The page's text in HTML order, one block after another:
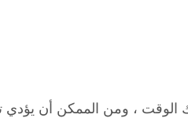
الوقت ، ومن الممكن أن يؤدي